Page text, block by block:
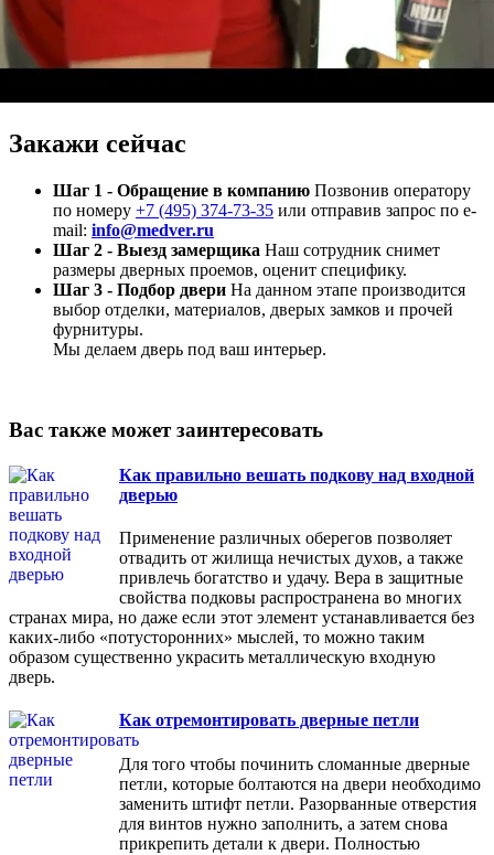
Закажи сейчас
Шаг 1 - Обращение в компанию Позвонив оператору
по номеру +7 (495) 374-73-35 или отправив запрос по e-
mail: info@medver.ru
Шаг 2 - Выезд замерщика Наш сотрудник снимет
размеры дверных проемов, оценит специфику.
Шаг 3 - Подбор двери На данном этапе производится
выбор отделки, материалов, дверых замков и прочей
фурнитуры.
Мы делаем дверь под ваш интерьер.
Вас также может заинтересовать
Как правильно вешать подкову над входной
дверью
Применение различных оберегов позволяет
отвадить от жилища нечистых духов, а также
привлечь богатство и удачу. Вера в защитные
свойства подковы распространена во многих
странах мира, но даже если этот элемент устанавливается без
каких-либо «потусторонних» мыслей, то можно таким
образом существенно украсить металлическую входную
дверь.
Как отремонтировать дверные петли
Для того чтобы починить сломанные дверные
петли, которые болтаются на двери необходимо
заменить штифт петли. Разорванные отверстия
для винтов нужно заполнить, а затем снова
прикрепить детали к двери. Полностью